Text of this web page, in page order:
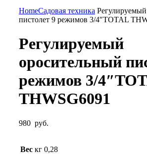
HomeСадовая техника
пистолет 9 режимов 3/4″TOTAL
Регулируемый
оросительный
режимов 3/
THWSG6091
980 руб.
Вес кг 0,28